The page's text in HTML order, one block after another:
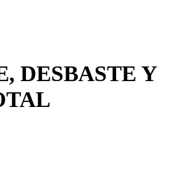
DESBASTE Y